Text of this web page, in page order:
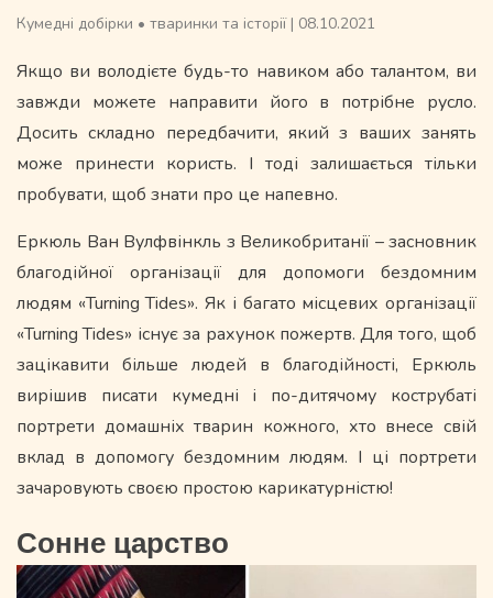
Кумедні добірки • тваринки та історії | 08.10.2021
Якщо ви володієте будь-то навиком або талантом, ви
завжди можете направити його в потрібне русло.
Досить складно передбачити, який з ваших занять
може принести користь. І тоді залишається тільки
пробувати, щоб знати про це напевно.
Еркюль Ван Вулфвінкль з Великобританії – засновник
благодійної організації для допомоги бездомним
людям «Turning Tides». Як і багато місцевих організації
«Turning Tides» існує за рахунок пожертв. Для того, щоб
зацікавити більше людей в благодійності, Еркюль
вирішив писати кумедні і по-дитячому кострубаті
портрети домашніх тварин кожного, хто внесе свій
вклад в допомогу бездомним людям. І ці портрети
зачаровують своєю простою карикатурністю!
Сонне царство